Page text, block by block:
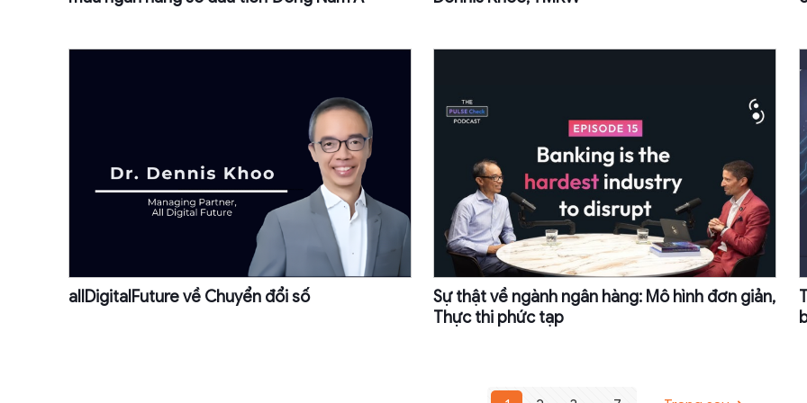
allDigitalFuture về Chuyển đổi số
Sự thật về ngành ngân hàng: Mô hình đơn giản,
Thực thi phức tạp